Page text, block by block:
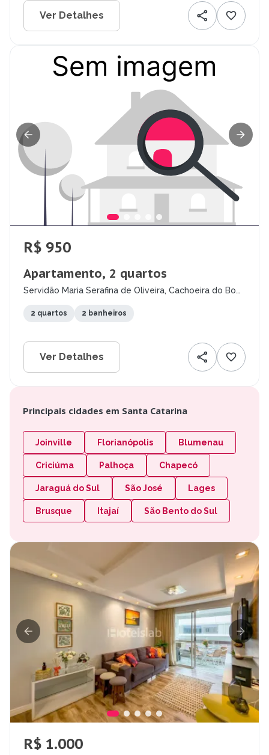
Ver Detalhes
R$ 950
Apartamento, 2 quartos
Servidão Maria Serafina de Oliveira, Cachoeira do Bom
2 quartos 2 banheiros
Ver Detalhes
Principais cidades em Santa Catarina
Joinville Florianópolis Blumenau
Criciúma Palhoça Chapecó
Jaraguá do Sul São José Lages
Brusque Itajaí São Bento do Sul
R$ 1.000